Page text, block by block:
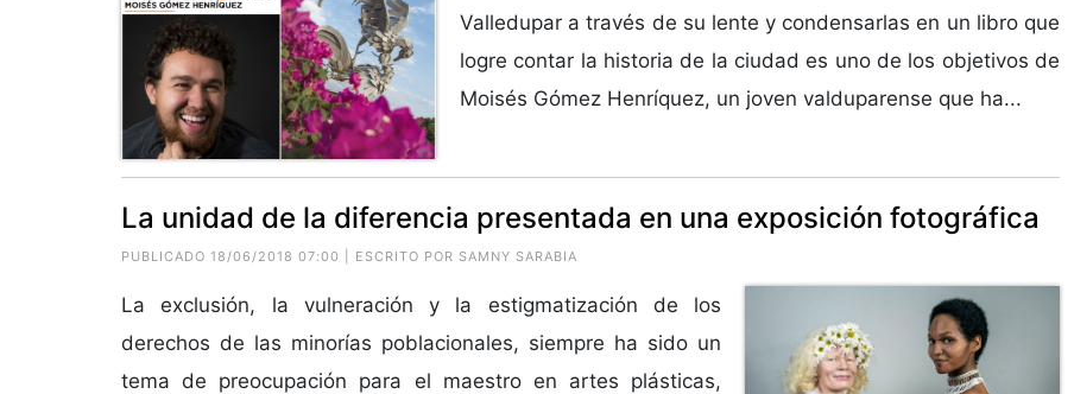
Valledupar a través de su lente y condensarlas en un libro que
logre contar la historia de la ciudad es uno de los objetivos de
Moisés Gómez Henríquez, un joven valduparense que ha...
La unidad de la diferencia presentada en una exposición fotográfica
PUBLICADO 18/06/2018 07:00 | ESCRITO POR SAMNY SARABIA
La exclusión, la vulneración y la estigmatización de los
derechos de las minorías poblacionales, siempre ha sido un
tema de preocupación para el maestro en artes plásticas,